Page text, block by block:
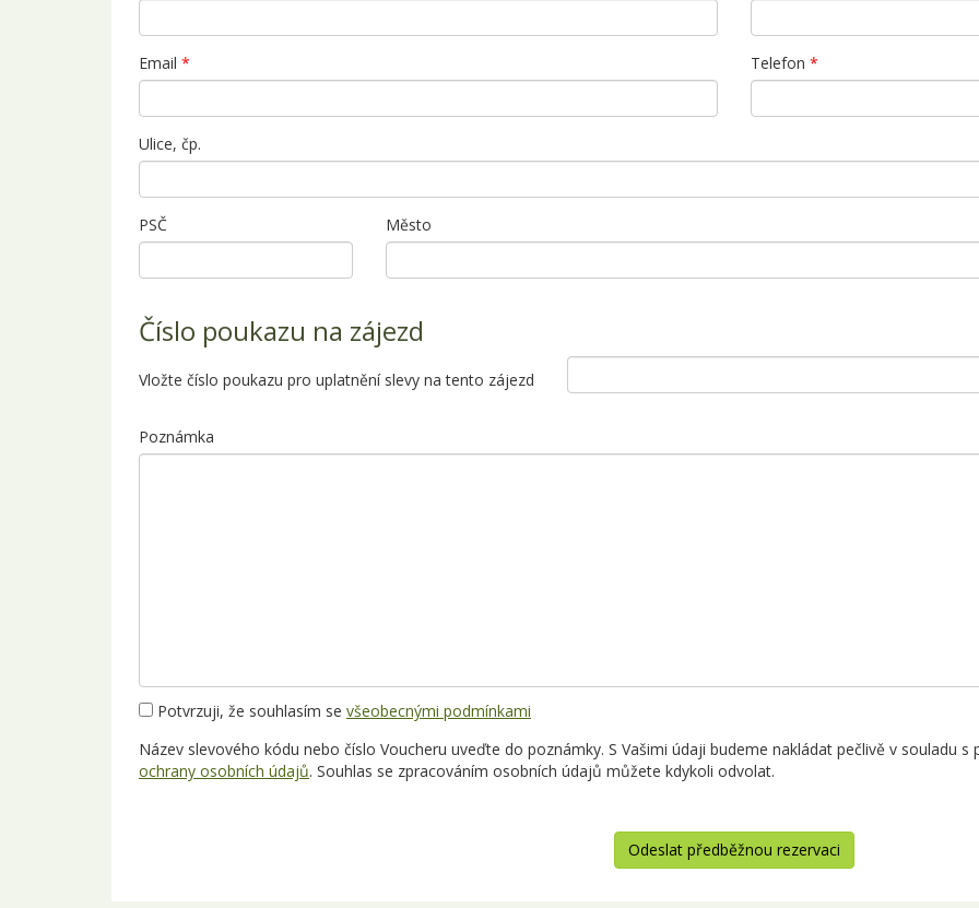
Email * Telefon *
Ulice, čp.
PSČ Město
Číslo poukazu na zájezd
Vložte číslo poukazu pro uplatnění slevy na tento zájezd
Poznámka
Potvrzuji, že souhlasím se všeobecnými podmínkami
Název slevového kódu nebo číslo Voucheru uveďte do poznámky. S Vašimi údaji budeme nakládat pečlivě v souladu
ochrany osobních údajů. Souhlas se zpracováním osobních údajů můžete kdykoli odvolat.
Odeslat předběžnou rezervaci